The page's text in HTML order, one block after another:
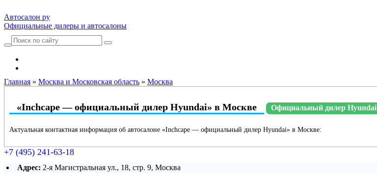
Автосалон ру
Официальные дилеры и автосалоны
Главная » Москва и Московская область » Москва
«Inchcape — официальный дилер Hyundai» в Москве Официальный дилер Hyundai
Актуальная контактная информация об автосалоне «Inchcape — официальный дилер Hyundai» в Москве:
+7 (495) 241-63-18
Адрес: 2-я Магистральная ул., 18, стр. 9, Москва